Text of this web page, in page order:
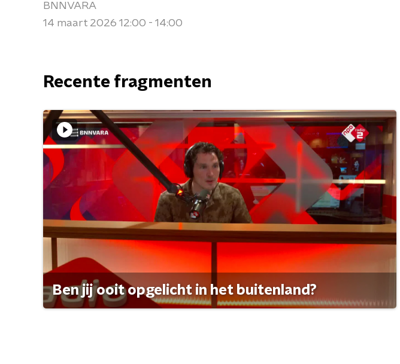
BNNVARA
14 maart 2026 12:00 - 14:00
Recente fragmenten
Ben jij ooit opgelicht in het buitenland?